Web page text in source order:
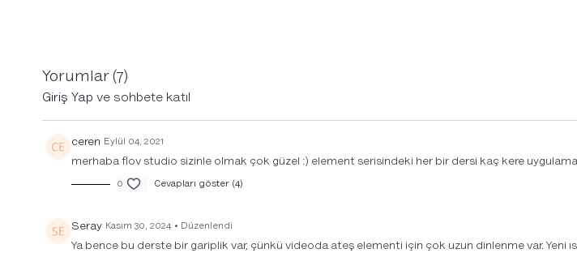
Yorumlar (7)
Giriş Yap ve sohbete katıl
ceren Eylül 04, 2021
merhaba flov studio sizinle olmak çok güzel :) element serisindeki her bir dersi kaç kere
0 Cevapları göster (4)
Seray Kasım 30, 2024 • Düzenlendi
Ya bence bu derste bir gariplik var, çünkü videoda ateş elementi için çok uzun dinlenme var. Yeni